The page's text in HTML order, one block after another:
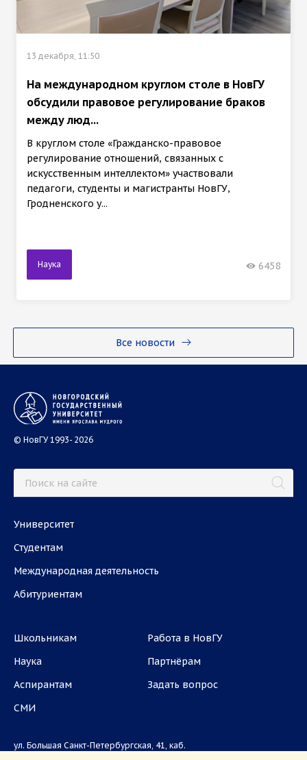
Все новости
13 декабря, 11:50
На международном круглом столе в НовГУ
обсудили правовое регулирование браков
между люд...
В круглом столе «Гражданско-правовое
регулирование отношений, связанных с
искусственным интеллектом» участвовали
педагоги, студенты и магистранты НовГУ,
Гродненского у...
Наука 6458
© НовГУ 1993- 2026
Университет
Студентам
Международная деятельность
Абитуриентам
Школьникам
Наука
Аспирантам
СМИ
Работа в НовГУ
Партнёрам
Задать вопрос
ул. Большая Санкт-Петербургская, 41, каб.